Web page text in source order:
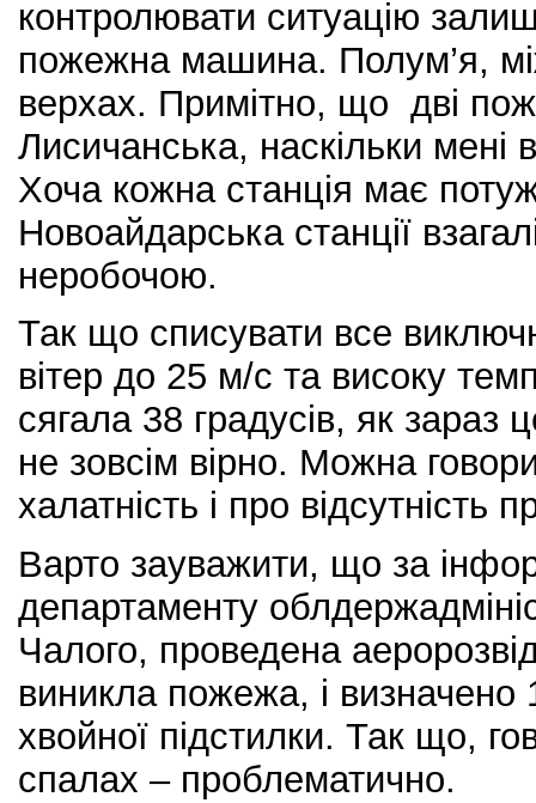
контролювати ситуацію
пожежна машина. Полум’я,
верхах. Примітно, що дві
Лисичанська, наскільки мені
Хоча кожна станція має
Новоайдарська станції
неробочою.
Так що списувати все
вітер до 25 м/с та високу
сягала 38 градусів, як зараз
не зовсім вірно. Можна
халатність і про відсутність
Варто зауважити, що за
департаменту
Чалого, проведена
виникла пожежа, і визначено
хвойної підстилки. Так що,
спалах – проблематично.